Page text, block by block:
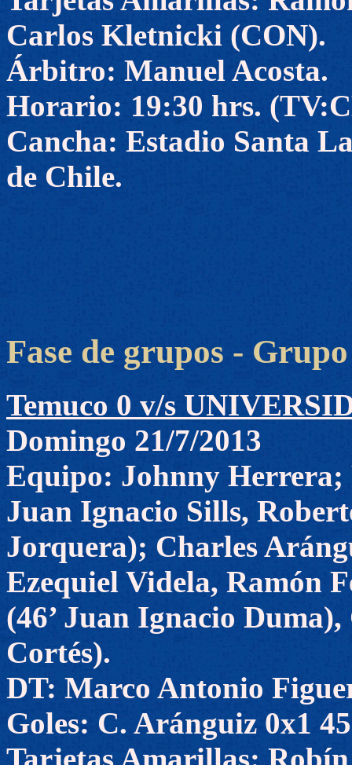
Carlos Kletnicki (CON).
Árbitro: Manuel Acosta.
Horario: 19:30 hrs.
Cancha: Estadio Santa
de Chile.
Fase de grupos -
Temuco 0 v/s
Domingo 21/7/2013
Equipo: Johnny Herrera;
Juan Ignacio Sills,
Jorquera); Charles
Ezequiel Videla, Ramón
(46’ Juan Ignacio
Cortés).
DT: Marco Antonio
Goles: C. Aránguiz 0x1